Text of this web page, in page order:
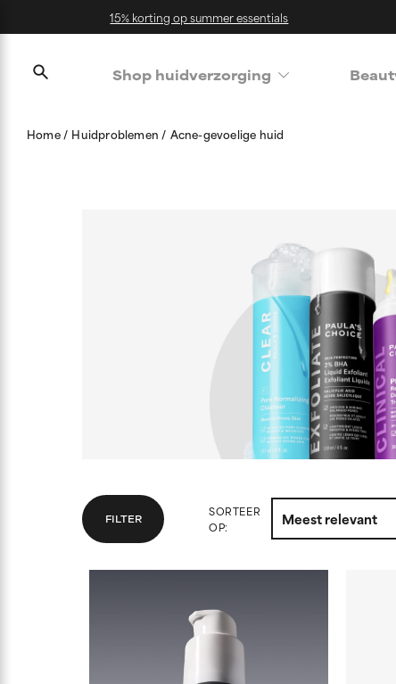
15% korting op summer essentials
Shop huidverzorging
Home Huidproblemen Acne-gevoelige huid
FILTER
SORTEER
OP: